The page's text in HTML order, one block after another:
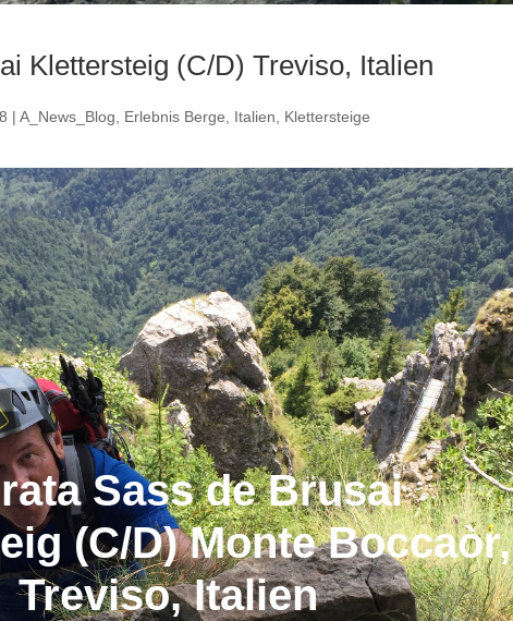
Klettersteig (C/D) Treviso, Italien
|A_News_Blog Erlebnis Berge Italien Klettersteige
Sass de Brusai
(C/D) Monte Boccaòr,
Treviso, Italien